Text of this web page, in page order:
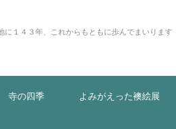
１４３年、これからもともに歩んでまいります
寺の四季 よみがえった襖絵展